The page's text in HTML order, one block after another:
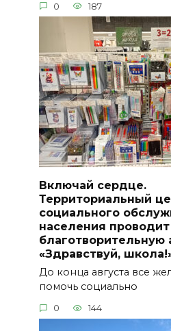
0 187
Включай сердце.
Территориальный
социального
населения
благотворительную
«Здравствуй,
До конца августа все
помочь социально
0 144